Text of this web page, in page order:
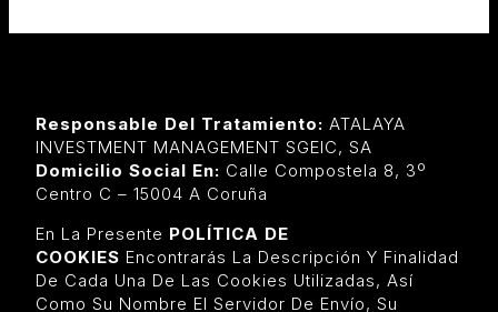
Responsable Del Tratamiento: ATALAYA
INVESTMENT MANAGEMENT SGEIC, SA
Domicilio Social En: Calle Compostela 8, 3º
Centro C – 15004 A Coruña
En La Presente POLÍTICA DE
COOKIES Encontrarás La Descripción Y Finalidad
De Cada Una De Las Cookies Utilizadas, Así
Como Su Nombre El Servidor De Envío, Su